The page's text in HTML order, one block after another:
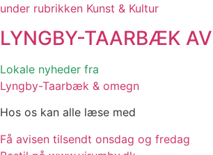
under rubrikken Kunst & Kultur
LYNGBY-TAARBÆK
Lokale nyheder fra
Lyngby-Taarbæk & omegn
Hos os kan alle læse med
Få avisen tilsendt onsdag og fredag